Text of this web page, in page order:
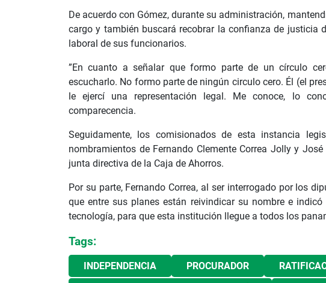
De acuerdo con Gómez, durante su administración,
cargo y también buscará recobrar la confianza de justicia
laboral de sus funcionarios.
”En cuanto a señalar que formo parte de un círculo
escucharlo. No formo parte de ningún circulo cero. Él (el
le ejercí una representación legal. Me conoce, lo
comparecencia.
Seguidamente, los comisionados de esta instancia
nombramientos de Fernando Clemente Correa Jolly y
junta directiva de la Caja de Ahorros.
Por su parte, Fernando Correa, al ser interrogado por los
que entre sus planes están reivindicar su nombre e
tecnología, para que esta institución llegue a todos los
Tags:
INDEPENDENCIA PROCURADOR